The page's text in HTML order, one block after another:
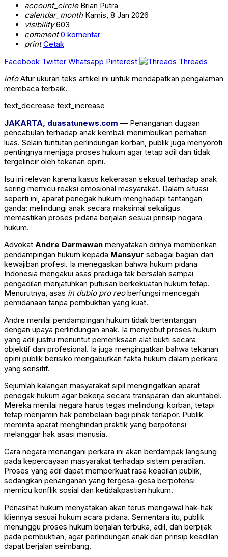
account_circleBrian Putra
calendar_monthKamis, 8 Jan 2026
visibility603
comment 0 komentar
print Cetak
Facebook Twitter Whatsapp Pinterest
Threads
infoAtur ukuran teks artikel ini untuk mendapatkan pengalaman
membaca terbaik.
text_decrease text_increase
JAKARTA, duasatunews.com — Penanganan dugaan
pencabulan terhadap anak kembali menimbulkan perhatian
luas. Selain tuntutan perlindungan korban, publik juga menyoroti
pentingnya menjaga proses hukum agar tetap adil dan tidak
tergelincir oleh tekanan opini.
Isu ini relevan karena kasus kekerasan seksual terhadap anak
sering memicu reaksi emosional masyarakat. Dalam situasi
seperti ini, aparat penegak hukum menghadapi tantangan
ganda: melindungi anak secara maksimal sekaligus
memastikan proses pidana berjalan sesuai prinsip negara
hukum.
Advokat Andre Darmawan menyatakan dirinya memberikan
pendampingan hukum kepada Mansyur sebagai bagian dari
kewajiban profesi. Ia menegaskan bahwa hukum pidana
Indonesia mengakui asas praduga tak bersalah sampai
pengadilan menjatuhkan putusan berkekuatan hukum tetap.
Menurutnya, asas in dubio pro reoberfungsi mencegah
pemidanaan tanpa pembuktian yang kuat.
Andre menilai pendampingan hukum tidak bertentangan
dengan upaya perlindungan anak. Ia menyebut proses hukum
yang adil justru menuntut pemeriksaan alat bukti secara
objektif dan profesional. Ia juga mengingatkan bahwa tekanan
opini publik berisiko mengaburkan fakta hukum dalam perkara
yang sensitif.
Sejumlah kalangan masyarakat sipil mengingatkan aparat
penegak hukum agar bekerja secara transparan dan akuntabel.
Mereka menilai negara harus tegas melindungi korban, tetapi
tetap menjamin hak pembelaan bagi pihak terlapor. Publik
meminta aparat menghindari praktik yang berpotensi
melanggar hak asasi manusia.
Cara negara menangani perkara ini akan berdampak langsung
pada kepercayaan masyarakat terhadap sistem peradilan.
Proses yang adil dapat memperkuat rasa keadilan publik,
sedangkan penanganan yang tergesa-gesa berpotensi
memicu konflik sosial dan ketidakpastian hukum.
Penasihat hukum menyatakan akan terus mengawal hak-hak
kliennya sesuai hukum acara pidana. Sementara itu, publik
menunggu proses hukum berjalan terbuka, adil, dan berpijak
pada pembuktian, agar perlindungan anak dan prinsip keadilan
dapat berjalan seimbang.